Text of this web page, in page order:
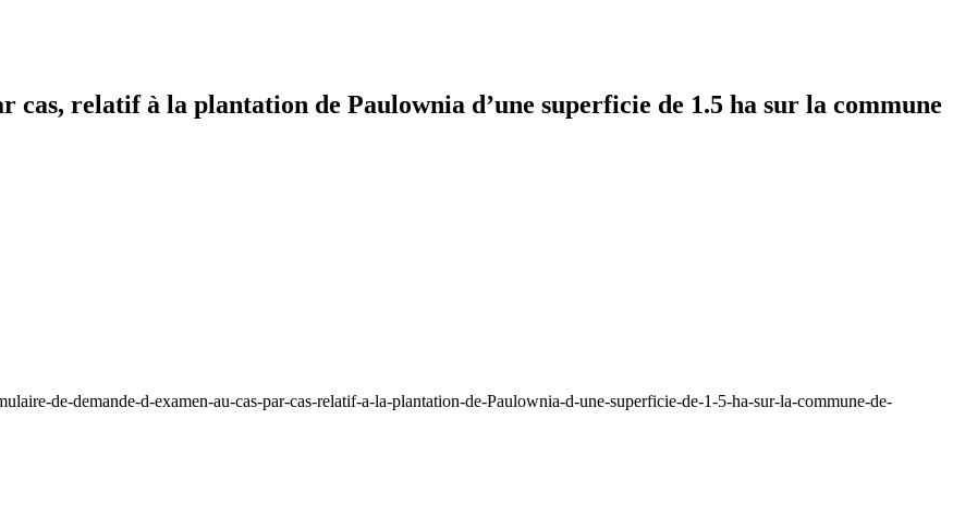
cas, relatif à la plantation de Paulownia d’une superficie de 1.5 ha sur la commune
de-demande-d-examen-au-cas-par-cas-relatif-a-la-plantation-de-Paulownia-d-une-superficie-de-1-5-ha-sur-la-commune-de-